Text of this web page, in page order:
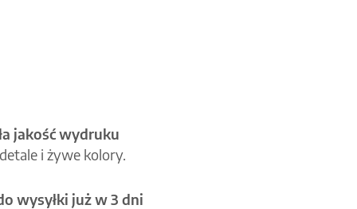
jakość wydruku
i żywe kolory.
wysyłki już w 3 dni